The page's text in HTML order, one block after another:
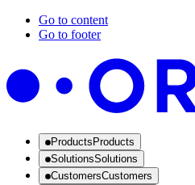
Go to content
Go to footer
Products Products
SolutionsSolutions
CustomersCustomers